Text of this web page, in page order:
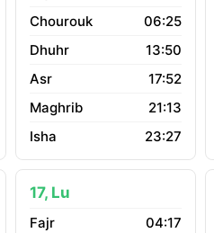
06:25
13:50
17:52
21:13
23:27
17, Lu
04:17